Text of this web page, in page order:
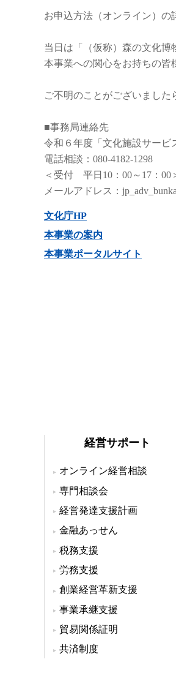
お申込方法（オンライン）の
当日は「（仮称）森の文化博
本事業への関心をお持ちの皆
ご不明のことがございました
■事務局連絡先
令和６年度「文化施設サービ
電話相談：080-4182-1298
＜受付 平日10：00～17：00
メールアドレス：
文化庁HP
本事業の案内
本事業ポータルサイト
経営サポート
オンライン経営相談
専門相談会
経営発達支援計画
金融あっせん
税務支援
労務支援
創業経営革新支援
事業承継支援
貿易関係証明
共済制度